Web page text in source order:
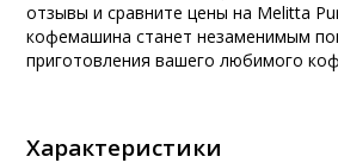
отзывы и сравните цены на Melitta
кофемашина станет незаменимым
приготовления вашего любимого
Характеристики